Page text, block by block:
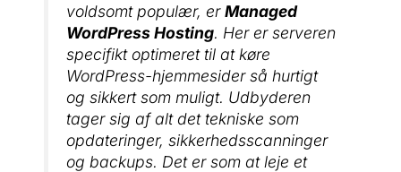
voldsomt populær, erManaged
WordPress Hosting. Her er serveren
specifikt optimeret til at køre
WordPress-hjemmesider så hurtigt
og sikkert som muligt. Udbyderen
tager sig af alt det tekniske som
opdateringer, sikkerhedsscanninger
og backups. Det er som at leje et